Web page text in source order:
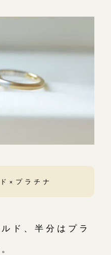
×プラチナ
ド、半分はプラ